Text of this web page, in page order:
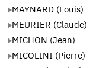
MAYNARD (Louis)
MEURIER (Claude)
MICHON (Jean)
MICOLINI (Pierre)